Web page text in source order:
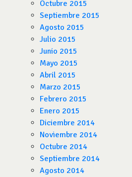
Octubre 2015
Septiembre 2015
Agosto 2015
Julio 2015
Junio 2015
Mayo 2015
Abril 2015
Marzo 2015
Febrero 2015
Enero 2015
Diciembre 2014
Noviembre 2014
Octubre 2014
Septiembre 2014
Agosto 2014